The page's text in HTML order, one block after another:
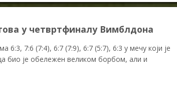
у четвртфиналу Вимблдона
6:3, 7:6 (7:4), 6:7 (7:9), 6:7 (5:7), 6:3 у мечу који је
био је обележен великом борбом, али и